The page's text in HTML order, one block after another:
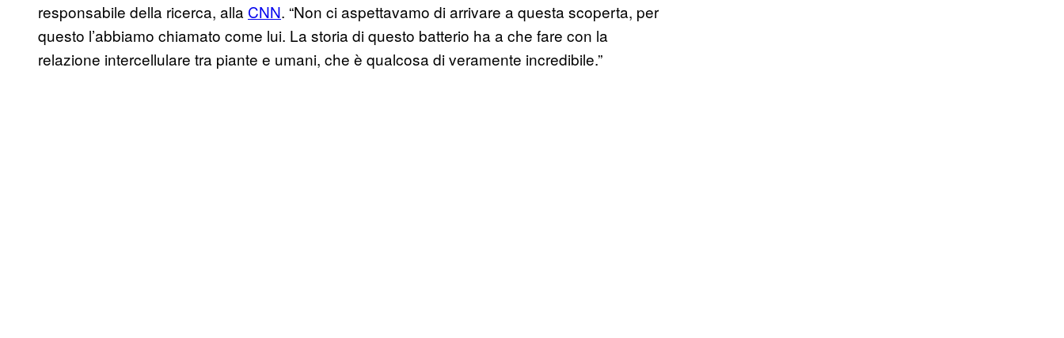
responsabile della ricerca, alla CNN. “Non ci aspettavamo di arrivare a questa scoperta, per
questo l’abbiamo chiamato come lui. La storia di questo batterio ha a che fare con la
relazione intercellulare tra piante e umani, che è qualcosa di veramente incredibile.”